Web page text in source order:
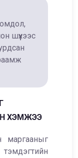
шүүхээс
ХЭМЖЭЭ
маргааныг